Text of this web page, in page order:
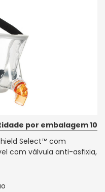
por embalagem 10
Select™ com
com válvula anti-asfixia,